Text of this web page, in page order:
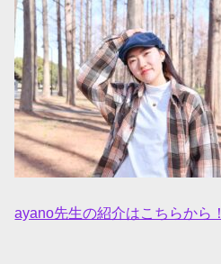
ayano先生の紹介はこちらから！